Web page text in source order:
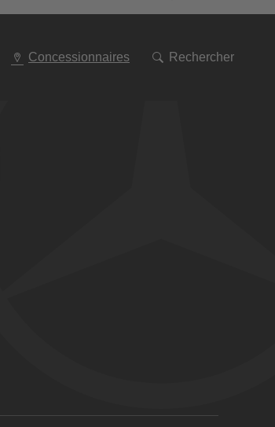
Concessionnaires Rechercher
à